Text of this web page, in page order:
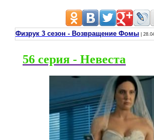
Физрук 3 сезон - Возвращение Фомы |
56 серия - Невеста